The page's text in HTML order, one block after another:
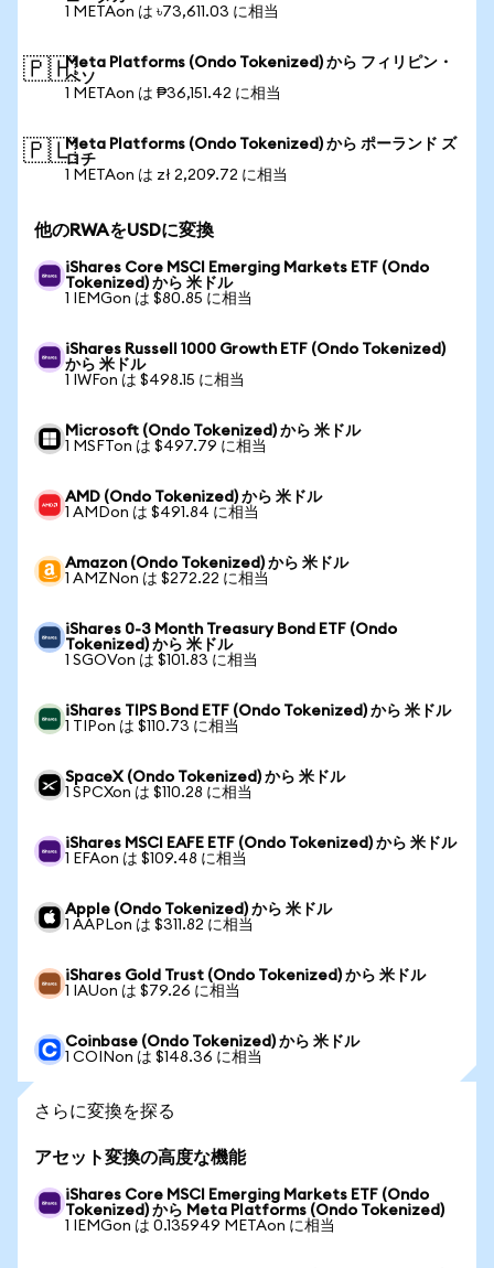
1 METAon は ৳73,611.03 に相当
🇵🇭Meta Platforms (Ondo Tokenized) から フィリピン・
ペソ
1 METAon は ₱36,151.42 に相当
🇵🇱Meta Platforms (Ondo Tokenized) から ポーランド ズ
ロチ
1 METAon は zł 2,209.72 に相当
他のRWAをUSDに変換
iShares Core MSCI Emerging Markets ETF (Ondo
Tokenized) から 米ドル
1 IEMGon は $80.85 に相当
iShares Russell 1000 Growth ETF (Ondo Tokenized)
から 米ドル
1 IWFon は $498.15 に相当
Microsoft (Ondo Tokenized) から 米ドル
1 MSFTon は $497.79 に相当
AMD (Ondo Tokenized) から 米ドル
1 AMDon は $491.84 に相当
Amazon (Ondo Tokenized) から 米ドル
1 AMZNon は $272.22 に相当
iShares 0-3 Month Treasury Bond ETF (Ondo
Tokenized) から 米ドル
1 SGOVon は $101.83 に相当
iShares TIPS Bond ETF (Ondo Tokenized) から 米ドル
1 TIPon は $110.73 に相当
SpaceX (Ondo Tokenized) から 米ドル
1 SPCXon は $110.28 に相当
iShares MSCI EAFE ETF (Ondo Tokenized) から 米ドル
1 EFAon は $109.48 に相当
Apple (Ondo Tokenized) から 米ドル
1 AAPLon は $311.82 に相当
iShares Gold Trust (Ondo Tokenized) から 米ドル
1 IAUon は $79.26 に相当
Coinbase (Ondo Tokenized) から 米ドル
1 COINon は $148.36 に相当
さらに変換を探る
アセット変換の高度な機能
iShares Core MSCI Emerging Markets ETF (Ondo
Tokenized) から Meta Platforms (Ondo Tokenized)
1 IEMGon は 0.135949 METAon に相当